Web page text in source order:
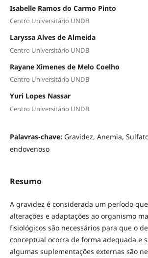
Isabelle Ramos do Carmo Pinto
Centro Universitário UNDB
Laryssa Alves de Almeida
Centro Universitário UNDB
Rayane Ximenes de Melo Coelho
Centro Universitário UNDB
Yuri Lopes Nassar
Centro Universitário UNDB
Palavras-chave: Gravidez, Anemia,
endovenoso
Resumo
A gravidez é considerada um período
alterações e adaptações ao organismo
fisiológicos são necessários para que o
conceptual ocorra de forma adequada e
algumas suplementações externas são